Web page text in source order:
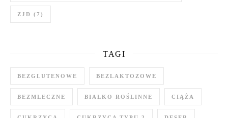
ZJD (7)
TAGI
BEZGLUTENOWE BEZLAKTOZOWE
BEZMLECZNE BIAŁKO ROŚLINNE CIĄŻA